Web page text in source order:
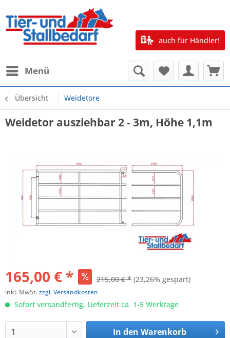
Menü
auch für Händler!
Übersicht Weidetore
Weidetor ausziehbar 2 - 3m, Höhe 1,1m
165,00 € * 215,00 € * (23,26% gespart)
inkl. MwSt.zzgl. Versandkosten
Sofort versandfertig, Lieferzeit ca. 1-5 Werktage
In den Warenkorb